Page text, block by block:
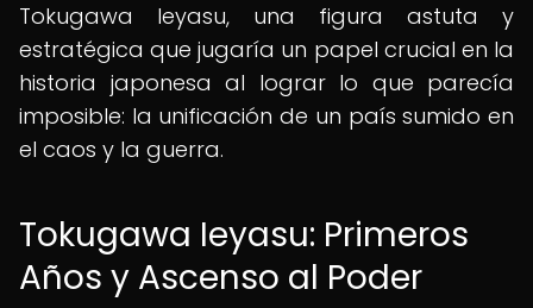
Tokugawa Ieyasu, una figura astuta y
estratégica que jugaría un papel crucial en la
historia japonesa al lograr lo que parecía
imposible: la unificación de un país sumido en
el caos y la guerra.
Tokugawa Ieyasu: Primeros
Años y Ascenso al Poder